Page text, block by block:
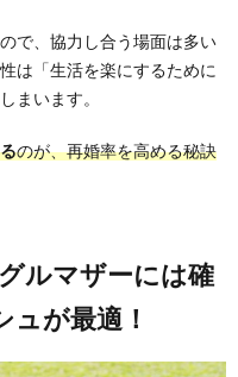
で、協力し合う場面は多い
は「生活を楽にするために
まいます。
のが、再婚率を高める秘訣
ルマザーには確
が最適！